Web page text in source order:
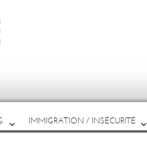
IMMIGRATION / INSÉCURITÉ